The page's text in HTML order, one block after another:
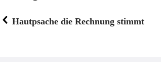
Hautpsache die Rechnung stimmt